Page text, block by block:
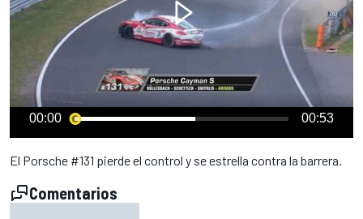
00:00 00:53
El Porsche #131 pierde el control y se estrella contra la barrera.
Comentarios